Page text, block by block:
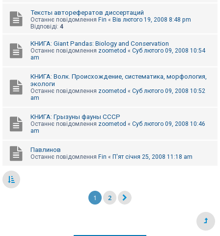
Тексты авторефератов диссертаций
Останнє повідомлення Fin « Вів лютого 19, 2008 8:48 pm
Відповіді: 4
КНИГА: Giant Pandas: Biology and Conservation
Останнє повідомлення zoometod « Суб лютого 09, 2008 10:54
am
КНИГА: Волк. Происхождение, систематика, морфология,
экологи
Останнє повідомлення zoometod « Суб лютого 09, 2008 10:52
am
КНИГА: Грызуны фауны СССР
Останнє повідомлення zoometod « Суб лютого 09, 2008 10:46
am
Павлинов
Останнє повідомлення Fin « П'ят січня 25, 2008 11:18 am
1 2